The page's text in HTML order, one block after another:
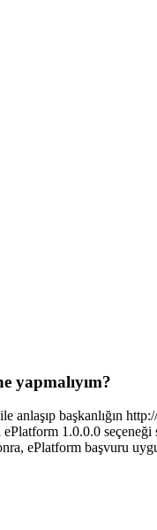
yapmalıyım?
anlaşıp başkanlığın
ePlatform 1.0.0.0
ePlatform başvuru